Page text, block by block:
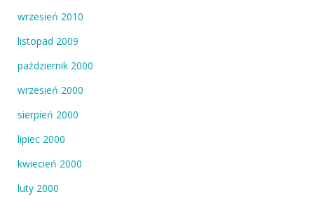
wrzesień 2010
listopad 2009
październik 2000
wrzesień 2000
sierpień 2000
lipiec 2000
kwiecień 2000
luty 2000